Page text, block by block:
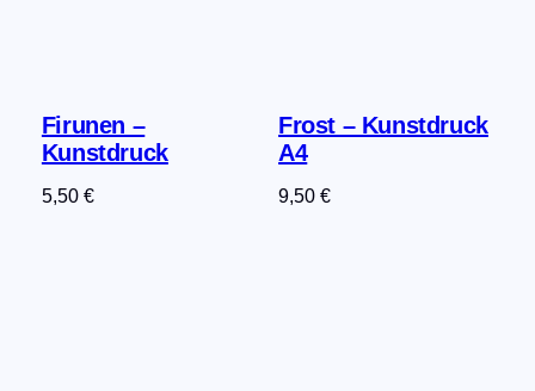
Firunen –
Kunstdruck
5,50 €
Frost – Kunstdruck
A4
9,50€